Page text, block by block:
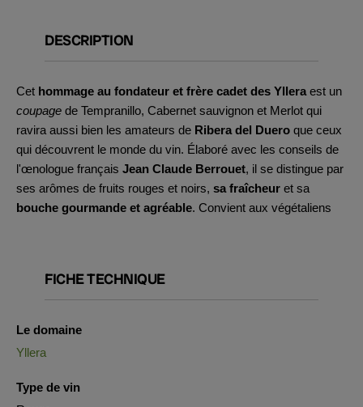
DESCRIPTION
Cet hommage au fondateur et frère cadet des Yllera est un
coupage de Tempranillo, Cabernet sauvignon et Merlot qui
ravira aussi bien les amateurs de Ribera del Duero que ceux
qui découvrent le monde du vin. Élaboré avec les conseils de
l'œnologue français Jean Claude Berrouet, il se distingue par
ses arômes de fruits rouges et noirs, sa fraîcheur et sa
bouche gourmande et agréable. Convient aux végétaliens
FICHE TECHNIQUE
Le domaine
Yllera
Type de vin